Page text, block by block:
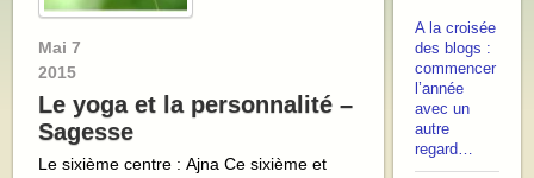
Mai 7
2015
Le yoga et la personnalité –
Sagesse
Le sixième centre : Ajna Ce sixième et
A la croisée
des blogs :
commencer
l’année
avec un
autre
regard…